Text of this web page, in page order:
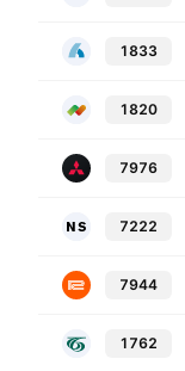
1833
1820
7976
7222
7944
1762